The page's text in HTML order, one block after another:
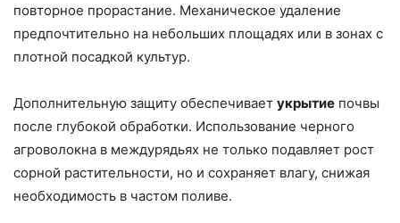
повторное прорастание. Механическое удаление
предпочтительно на небольших площадях или в зонах с
плотной посадкой культур.
Дополнительную защиту обеспечивает укрытие почвы
после глубокой обработки. Использование черного
агроволокна в междурядьях не только подавляет рост
сорной растительности, но и сохраняет влагу, снижая
необходимость в частом поливе.